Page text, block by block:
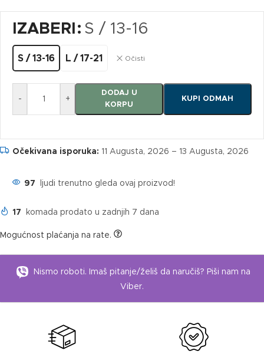
IZABERI S / 13-16
S / 13-16 L / 17-21 Očisti
- +
DODAJ U
KORPU
KUPI ODMAH
Očekivana isporuka: 11 Augusta, 2026 – 13 Augusta, 2026
97 ljudi trenutno gleda ovaj proizvod!
17 komada prodato u zadnjih 7 dana
Mogućnost plaćanja na rate.
Nismo roboti. Imaš pitanje/želiš da naručiš? Piši nam na
Viber.